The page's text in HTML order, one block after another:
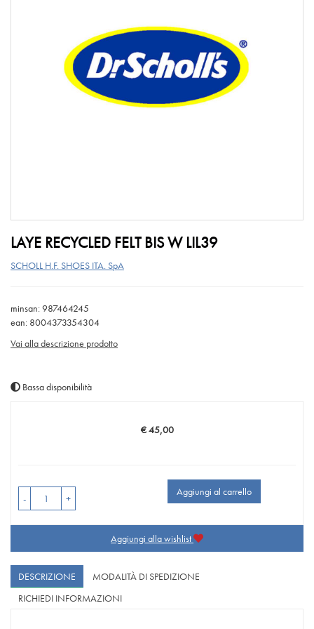
LAYE RECYCLED FELT BIS W LIL39
SCHOLL H.F. SHOES ITA. SpA
minsan: 987464245
ean: 8004373354304
Vai alla descrizione prodotto
Bassa disponibilità
Prezzo
€ 45,00
- +
Aggiungi al carrello
Aggiungi alla wishlist
DESCRIZIONE
MODALITÀ DI SPEDIZIONE
RICHIEDI INFORMAZIONI